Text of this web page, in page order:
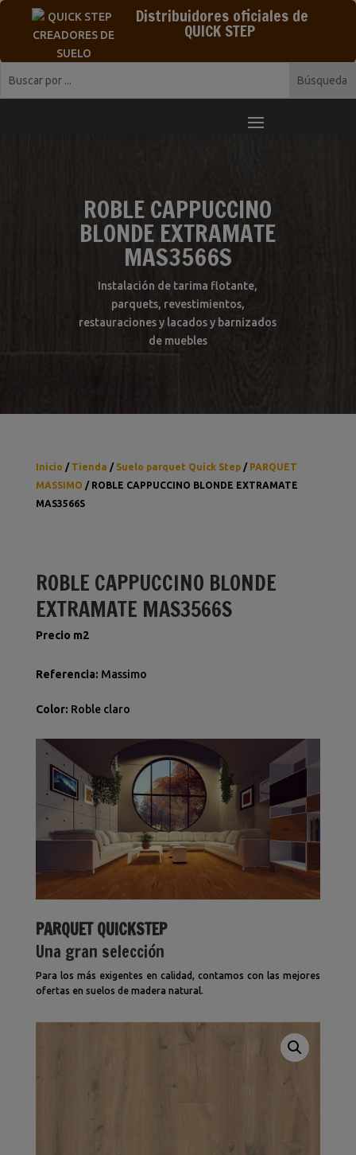
Distribuidores oficiales de
QUICK STEP
ROBLE CAPPUCCINO
BLONDE EXTRAMATE
MAS3566S
Instalación de tarima flotante,
parquets, revestimientos,
restauraciones y lacados y barnizados
de muebles
Inicio / Tienda / Suelo parquet Quick Step/ PARQUET
MASSIMO / ROBLE CAPPUCCINO BLONDE EXTRAMATE
MAS3566S
ROBLE CAPPUCCINO BLONDE
EXTRAMATE MAS3566S
Precio m2
Referencia: Massimo
Color: Roble claro
PARQUET QUICKSTEP
Una gran selección
Para los más exigentes en calidad, contamos con las mejores
ofertas en suelos de madera natural.